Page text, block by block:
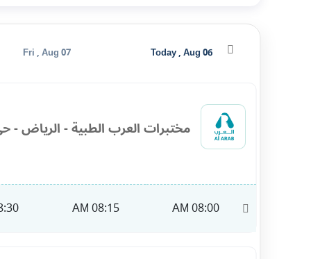
Fri , Aug 07
مختبرات العرب الطبية - الرياض -
08:00 AM
08:15 AM
AM